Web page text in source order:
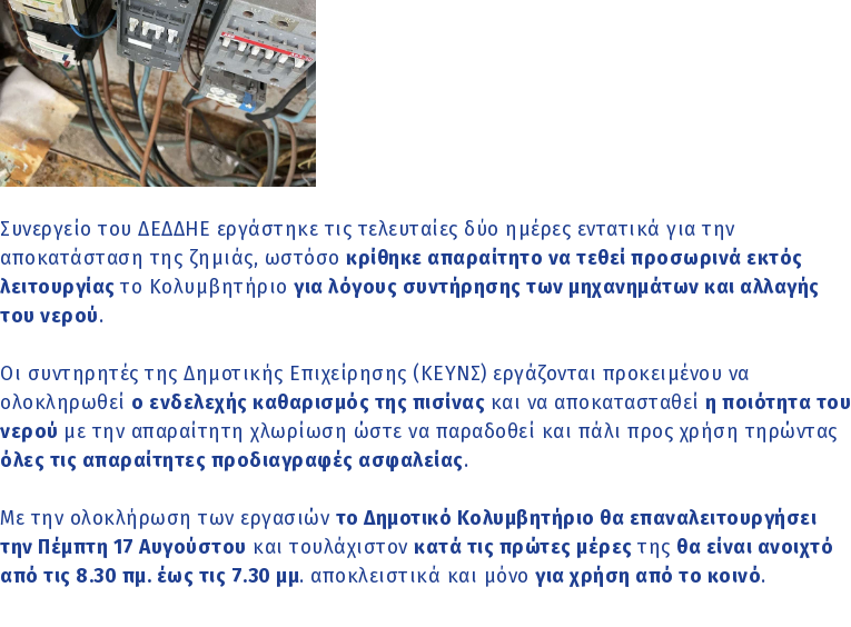
Συνεργείο του ΔΕΔΔΗΕ εργάστηκε τις τελευταίες δύο ημέρες εντατικά για την
αποκατάσταση της ζημιάς, ωστόσο κρίθηκε απαραίτητο να τεθεί προσωρινά εκτός
λειτουργίαςτο Κολυμβητήριο για λόγους συντήρησης των μηχανημάτων και αλλαγής
του νερού.
Οι συντηρητές της Δημοτικής Επιχείρησης (ΚΕΥΝΣ) εργάζονται προκειμένου να
ολοκληρωθεί ο ενδελεχής καθαρισμός της πισίνας και να αποκατασταθεί η ποιότητα του
νερού με την απαραίτητη χλωρίωση ώστε να παραδοθεί και πάλι προς χρήση τηρώντας
όλες τις απαραίτητες προδιαγραφές ασφαλείας.
Με την ολοκλήρωση των εργασιών το Δημοτικό Κολυμβητήριο θα επαναλειτουργήσει
την Πέμπτη 17 Αυγούστου και τουλάχιστον κατά τις πρώτες μέρεςτης θα είναι ανοιχτό
από τις 8.30 πμ. έως τις 7.30 μμ. αποκλειστικά και μόνο για χρήση από το κοινό.